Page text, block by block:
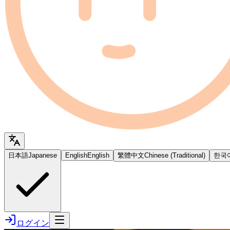
日本語Japanese EnglishEnglish 繁體中文Chinese (Traditional) 한국
ログイン